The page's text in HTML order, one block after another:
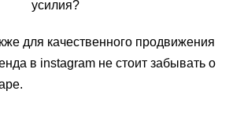
усилия?
для качественного продвижения
в instagram не стоит забывать о